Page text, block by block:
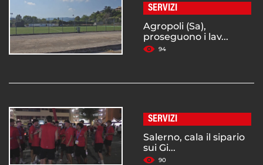
SERVIZI
Agropoli (Sa),
proseguono i lav...
94
SERVIZI
Salerno, cala il sipario
sui Gi...
90